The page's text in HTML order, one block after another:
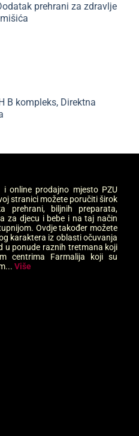
prehrani za zdravlje
B kompleks, Direktna
online prodajno mjesto PZU
stranici možete poručiti širok
prehrani, biljnih preparata,
za djecu i bebe i na taj način
Ovdje također možete
karaktera iz oblasti očuvanja
u ponude raznih tretmana koji
centrima Farmalija koji su
Više